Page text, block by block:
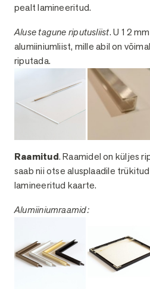
pealt lamineeritud.
Aluse tagune riputusliist. U 12
alumiiniumliist, mille abil on
riputada.
Raamitud. Raamidel on küljes
saab nii otse alusplaadile
lamineeritud kaarte.
Alumiiniumraamid: